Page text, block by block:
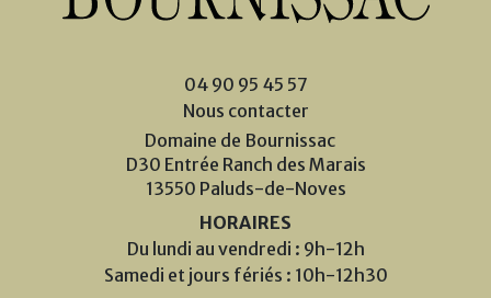
04 90 95 45 57
Nous contacter
Domaine de Bournissac
D30 Entrée Ranch des Marais
13550 Paluds-de-Noves
HORAIRES
Du lundi au vendredi : 9h-12h
Samedi et jours fériés : 10h-12h30